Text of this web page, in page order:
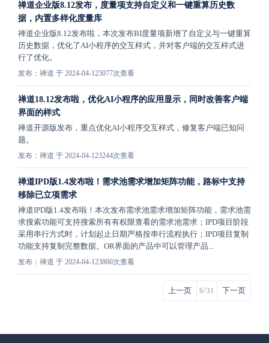
禅道企业版8.12发布，度量项支持自定义和一键重算历史数
据，内置多样化度量库
禅道企业版8.12发布啦，本次发布BI度量项新增了自定义与一键重算
历史数据，优化了AI小程序的交互样式，并对客户端的交互样式进
行了优化。
发布：禅道 于 2024-04-123077次查看
禅道18.12发布啦，优化AI小程序的应用显示，同时改善客户端
界面的样式
禅道开源版发布，重点优化AI小程序交互样式，修复客户端已知问
题。
发布：禅道 于 2024-04-123244次查看
禅道IPD版1.4发布啦！需求池需求增加矩阵功能，路标中支持
移除已立项需求
禅道IPD版1.4发布啦！本次发布需求池需求增加矩阵功能，需求池需
求搜索功能可支持搜索所有有权限查看的需求池需求；IPD项目阶段
采用串行方式时，计划起止日期严格按串行流程执行；IPD项目复制
功能支持复制完整数据。OR界面的产品中可以管理产品...
发布：禅道 于 2024-04-123860次查看
上一页 6/31 下一页